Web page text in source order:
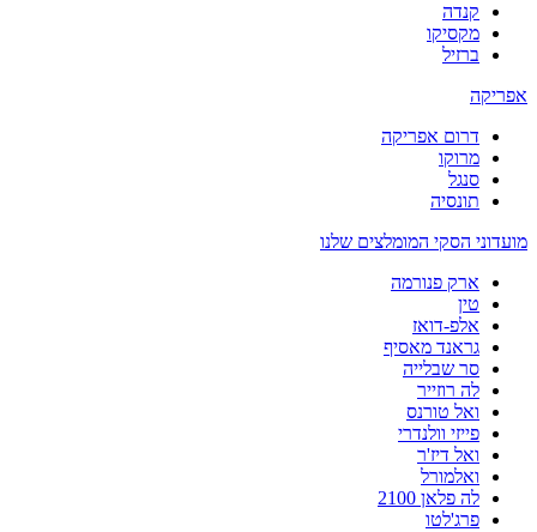
קנדה
מקסיקו
ברזיל
אפריקה
דרום אפריקה
מרוקו
סנגל
תונסיה
מועדוני הסקי המומלצים שלנו
ארק פנורמה
טין
אלפ-דואז
גראנד מאסיף
סר שבלייה
לה רוזייר
ואל טורנס
פייזי וולנדרי
ואל דיז'ר
ואלמורל
לה פלאן 2100
פרג'לטו